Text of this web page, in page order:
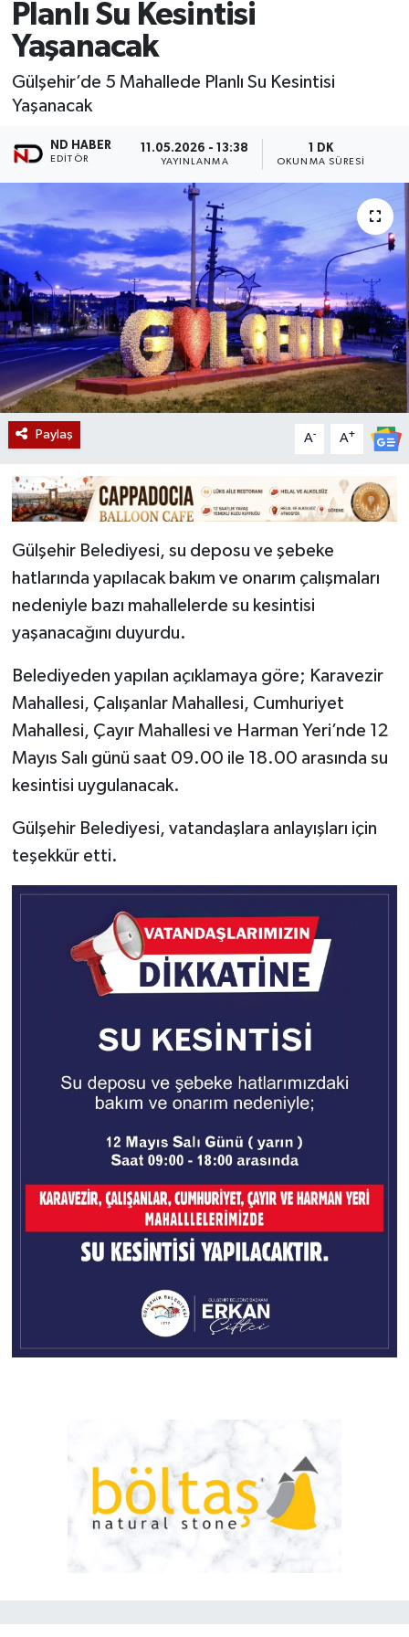
Planlı Su Kesintisi
Yaşanacak
Gülşehir’de 5 Mahallede Planlı Su Kesintisi
Yaşanacak
ND HABER
EDITÖR
11.05.2026 - 13:38
YAYINLANMA
1 DK
OKUNMA SÜRESI
Paylaş A- A+
Gülşehir Belediyesi, su deposu ve şebeke
hatlarında yapılacak bakım ve onarım çalışmaları
nedeniyle bazı mahallelerde su kesintisi
yaşanacağını duyurdu.
Belediyeden yapılan açıklamaya göre; Karavezir
Mahallesi, Çalışanlar Mahallesi, Cumhuriyet
Mahallesi, Çayır Mahallesi ve Harman Yeri’nde 12
Mayıs Salı günü saat 09.00 ile 18.00 arasında su
kesintisi uygulanacak.
Gülşehir Belediyesi, vatandaşlara anlayışları için
teşekkür etti.